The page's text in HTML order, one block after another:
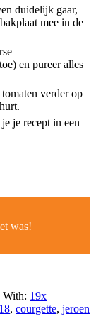
duidelijk gaar,
mee in de
en pureer alles
verder op
je recept in een
was!
With: 19x
, courgette, jeroen